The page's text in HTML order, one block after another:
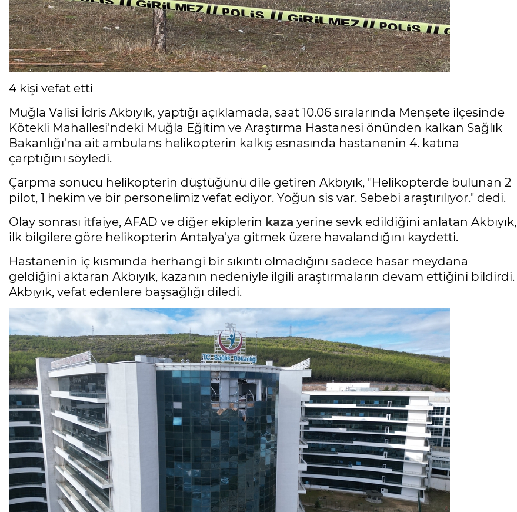
4 kişi vefat etti
Muğla Valisi İdris Akbıyık, yaptığı açıklamada, saat 10.06 sıralarında Menşete ilçesinde
Kötekli Mahallesi'ndeki Muğla Eğitim ve Araştırma Hastanesi önünden kalkan Sağlık
Bakanlığı'na ait ambulans helikopterin kalkış esnasında hastanenin 4. katına
çarptığını söyledi.
Çarpma sonucu helikopterin düştüğünü dile getiren Akbıyık, "Helikopterde bulunan 2
pilot, 1 hekim ve bir personelimiz vefat ediyor. Yoğun sis var. Sebebi araştırılıyor." dedi.
Olay sonrası itfaiye, AFAD ve diğer ekiplerin kaza yerine sevk edildiğini anlatan Akbıyık,
ilk bilgilere göre helikopterin Antalya'ya gitmek üzere havalandığını kaydetti.
Hastanenin iç kısmında herhangi bir sıkıntı olmadığını sadece hasar meydana
geldiğini aktaran Akbıyık, kazanın nedeniyle ilgili araştırmaların devam ettiğini bildirdi.
Akbıyık, vefat edenlere başsağlığı diledi.